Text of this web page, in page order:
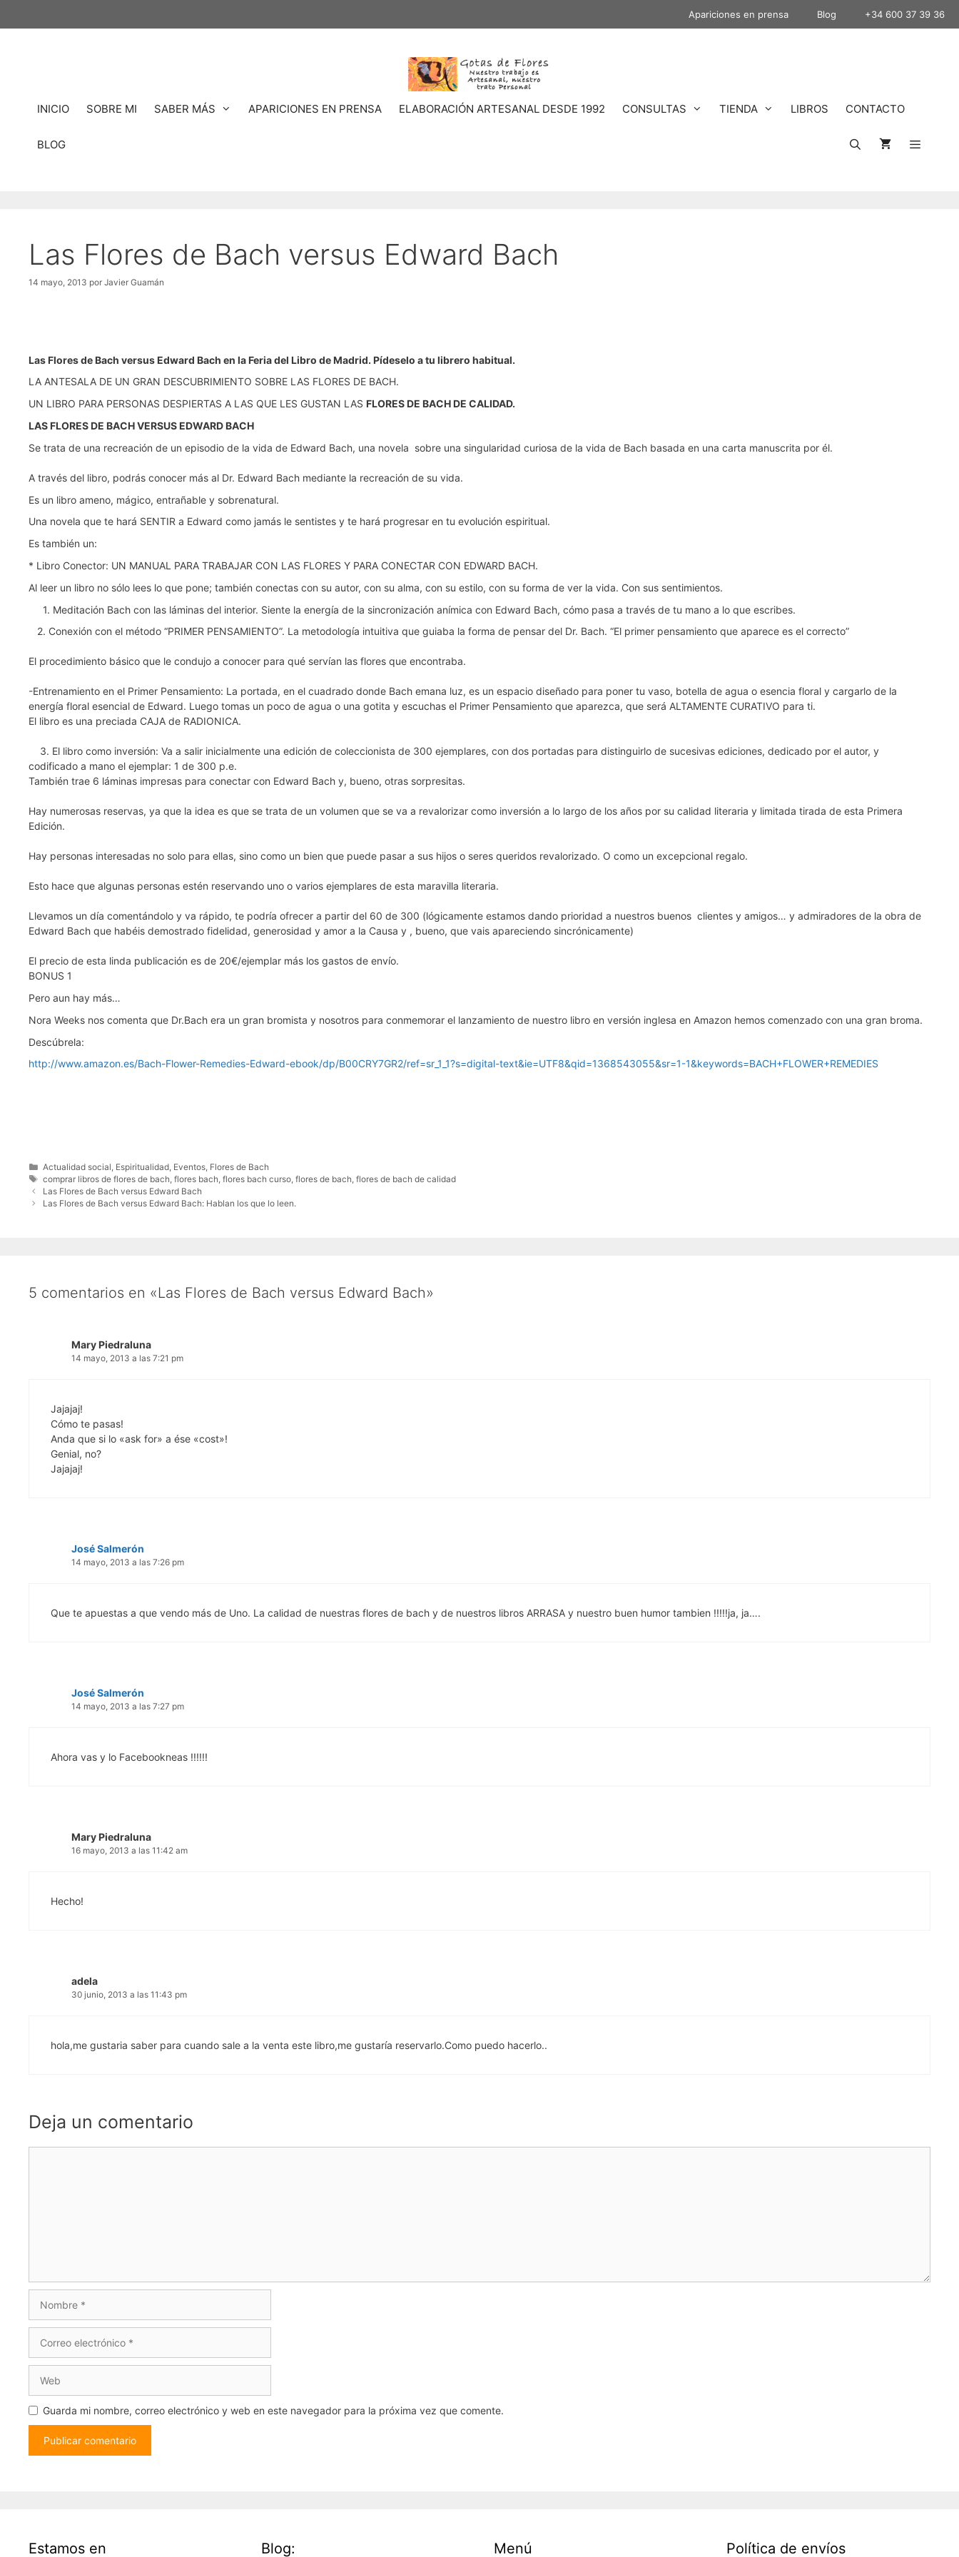
Apariciones en prensa Blog +34 600 37 39 36
INICIO SOBRE MI SABER MÁS APARICIONES EN PRENSA ELABORACIÓN ARTESANAL DESDE 1992 CONSULTAS TIENDA LIBROS CONTACTO
BLOG
Las Flores de Bach versus Edward Bach
14 mayo, 2013 por Javier Guamán
Las Flores de Bach versus Edward Bach en la Feria del Libro de Madrid. Pídeselo a tu librero habitual.
LA ANTESALA DE UN GRAN DESCUBRIMIENTO SOBRE LAS FLORES DE BACH.
UN LIBRO PARA PERSONAS DESPIERTAS A LAS QUE LES GUSTAN LAS FLORES DE BACH DE CALIDAD.
LAS FLORES DE BACH VERSUS EDWARD BACH
Se trata de una recreación de un episodio de la vida de Edward Bach, una novela sobre una singularidad curiosa de la vida de Bach basada en una carta manuscrita por él.
A través del libro, podrás conocer más al Dr. Edward Bach mediante la recreación de su vida.
Es un libro ameno, mágico, entrañable y sobrenatural.
Una novela que te hará SENTIR a Edward como jamás le sentistes y te hará progresar en tu evolución espiritual.
Es también un:
* Libro Conector: UN MANUAL PARA TRABAJAR CON LAS FLORES Y PARA CONECTAR CON EDWARD BACH.
Al leer un libro no sólo lees lo que pone; también conectas con su autor, con su alma, con su estilo, con su forma de ver la vida. Con sus sentimientos.
1. Meditación Bach con las láminas del interior. Siente la energía de la sincronización anímica con Edward Bach, cómo pasa a través de tu mano a lo que escribes.
2. Conexión con el método “PRIMER PENSAMIENTO”. La metodología intuitiva que guiaba la forma de pensar del Dr. Bach. “El primer pensamiento que aparece es el correcto”
El procedimiento básico que le condujo a conocer para qué servían las flores que encontraba.
-Entrenamiento en el Primer Pensamiento: La portada, en el cuadrado donde Bach emana luz, es un espacio diseñado para poner tu vaso, botella de agua o esencia floral y cargarlo de la
energía floral esencial de Edward. Luego tomas un poco de agua o una gotita y escuchas el Primer Pensamiento que aparezca, que será ALTAMENTE CURATIVO para ti.
El libro es una preciada CAJA de RADIONICA.
3. El libro como inversión: Va a salir inicialmente una edición de coleccionista de 300 ejemplares, con dos portadas para distinguirlo de sucesivas ediciones, dedicado por el autor, y
codificado a mano el ejemplar: 1 de 300 p.e.
También trae 6 láminas impresas para conectar con Edward Bach y, bueno, otras sorpresitas.
Hay numerosas reservas, ya que la idea es que se trata de un volumen que se va a revalorizar como inversión a lo largo de los años por su calidad literaria y limitada tirada de esta Primera
Edición.
Hay personas interesadas no solo para ellas, sino como un bien que puede pasar a sus hijos o seres queridos revalorizado. O como un excepcional regalo.
Esto hace que algunas personas estén reservando uno o varios ejemplares de esta maravilla literaria.
Llevamos un día comentándolo y va rápido, te podría ofrecer a partir del 60 de 300 (lógicamente estamos dando prioridad a nuestros buenos clientes y amigos… y admiradores de la obra de
Edward Bach que habéis demostrado fidelidad, generosidad y amor a la Causa y , bueno, que vais apareciendo sincrónicamente)
El precio de esta linda publicación es de 20€/ejemplar más los gastos de envío.
BONUS 1
Pero aun hay más…
Nora Weeks nos comenta que Dr.Bach era un gran bromista y nosotros para conmemorar el lanzamiento de nuestro libro en versión inglesa en Amazon hemos comenzado con una gran broma.
Descúbrela:
http://www.amazon.es/Bach-Flower-Remedies-Edward-ebook/dp/B00CRY7GR2/ref=sr_1_1?s=digital-text&ie=UTF8&qid=1368543055&sr=1-1&keywords=BACH+FLOWER+REMEDIES
Categorías
Actualidad social, Espiritualidad, Eventos, Flores de Bach
Etiquetas
comprar libros de flores de bach,flores bach,flores bach curso,flores de bach,flores de bach de calidad
Las Flores de Bach versus Edward Bach
Las Flores de Bach versus Edward Bach: Hablan los que lo leen.
5 comentarios en «Las Flores de Bach versus Edward Bach»
Mary Piedraluna
14 mayo, 2013 a las 7:21 pm
Jajajaj!
Cómo te pasas!
Anda que si lo «ask for» a ése «cost»!
Genial, no?
Jajajaj!
José Salmerón
14 mayo, 2013 a las 7:26 pm
Que te apuestas a que vendo más de Uno. La calidad de nuestras flores de bach y de nuestros libros ARRASA y nuestro buen humor tambien !!!!!ja, ja….
José Salmerón
14 mayo, 2013 a las 7:27 pm
Ahora vas y lo Facebookneas !!!!!!
Mary Piedraluna
16 mayo, 2013 a las 11:42 am
Hecho!
adela
30 junio, 2013 a las 11:43 pm
hola,me gustaria saber para cuando sale a la venta este libro,me gustaría reservarlo.Como puedo hacerlo..
Deja un comentario
electrónico
Guarda mi nombre, correo electrónico y web en este navegador para la próxima vez que comente.
Estamos en Blog: Menú Política de envíos